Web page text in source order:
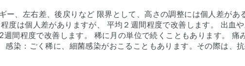
ー、左右差、後戻りなど 限界として、高さの調整には個人差があ
度は個人差がありますが、 平均２週間程度で改善します。 出血
間程度で改善します。 稀に月の単位で続くこともあります。 痛
感染：ごく稀に、細菌感染がおこることもあります。その際は、